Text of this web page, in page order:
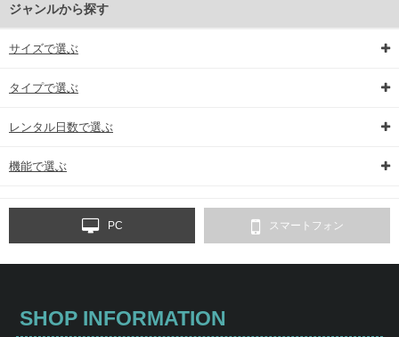
ジャンルから探す
サイズで選ぶ
タイプで選ぶ
レンタル日数で選ぶ
機能で選ぶ
PC スマートフォン
SHOP INFORMATION